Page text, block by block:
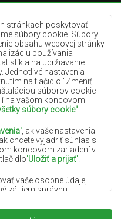
stránkach poskytovať
súbory cookie. Súbory
obsahu webovej stránky
používania
a na udržiavanie
Jednotlivé nastavenia
na tlačidlo "Zmeniť
súborov cookie
na vašom koncovom
súbory cookie"
, ak vaše nastavenia
chcete vyjadriť súhlas s
koncovom zariadení v
'Uložiť a prijať'
vaše osobné údaje,
záujem správcu
služieb na našej